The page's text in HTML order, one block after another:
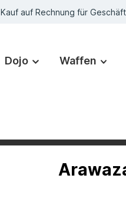
Kauf auf Rechnung für
Dojo Waffen